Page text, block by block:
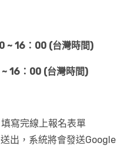
~ 16：00 (台灣時間)
16：00 (台灣時間)
寫完線上報名表單
出，系統將會發送Google